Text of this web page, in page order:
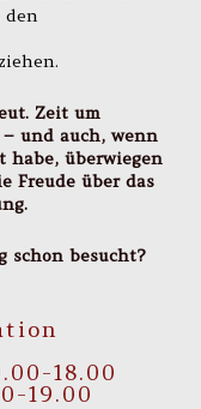
den
Zeit um
und auch, wenn
habe, überwiegen
Freude über das
schon besucht?
18.00
19.00